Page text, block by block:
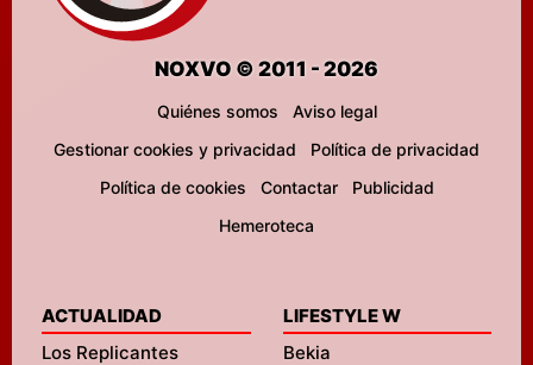
NOXVO © 2011 - 2026
Quiénes somos
Aviso legal
Gestionar cookies y privacidad
Política de privacidad
Política de cookies
Contactar
Publicidad
Hemeroteca
ACTUALIDAD
Los Replicantes
LIFESTYLE W
Bekia